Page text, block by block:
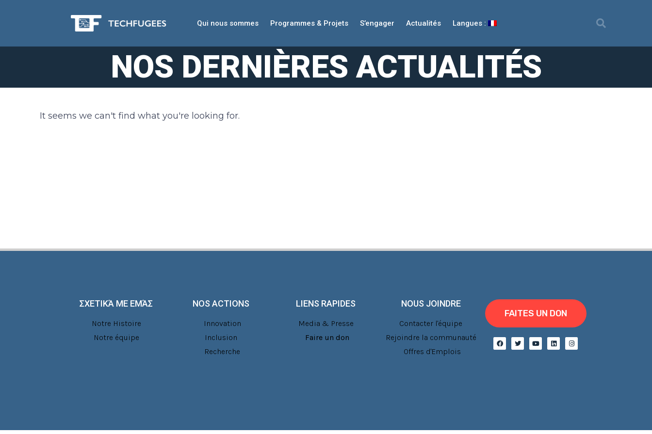
Qui nous sommes Programmes & Projets S’engager Actualités Langues :
NOS DERNIÈRES ACTUALITÉS
It seems we can't find what you're looking for.
ΣΧΕΤΙΚΆ ΜΕ ΕΜΆΣ
Notre Histoire
Notre équipe
NOS ACTIONS
Innovation
Inclusion
Recherche
LIENS RAPIDES
Media & Presse
Faire un don
NOUS JOINDRE
Contacter l'équipe
Rejoindre la communauté
Offres d'Emplois
FAITES UN DON